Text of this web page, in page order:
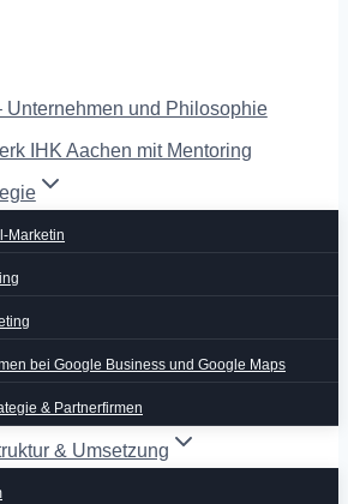
Unternehmen und Philosophie
IHK Aachen mit Mentoring
Marketin
bei Google Business und Google Maps
& Partnerfirmen
& Umsetzung